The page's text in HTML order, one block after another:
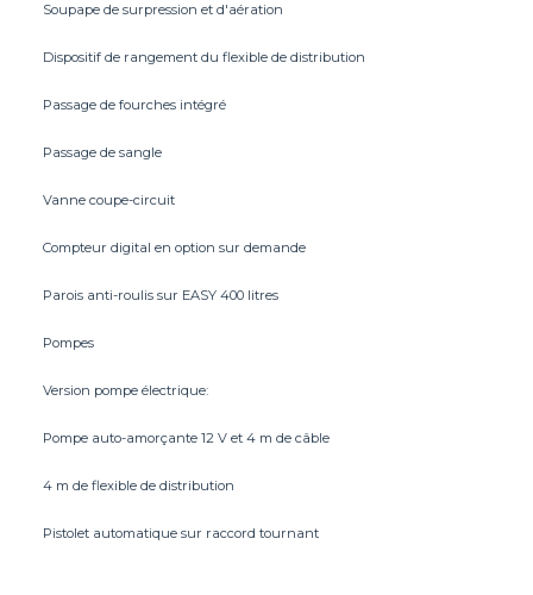
Soupape de surpression et d'aération
Dispositif de rangement du flexible de distribution
Passage de fourches intégré
Passage de sangle
Vanne coupe-circuit
Compteur digital en option sur demande
Parois anti-roulis sur EASY 400 litres
Pompes
Version pompe électrique:
Pompe auto-amorçante 12 V et 4 m de câble
4 m de flexible de distribution
Pistolet automatique sur raccord tournant